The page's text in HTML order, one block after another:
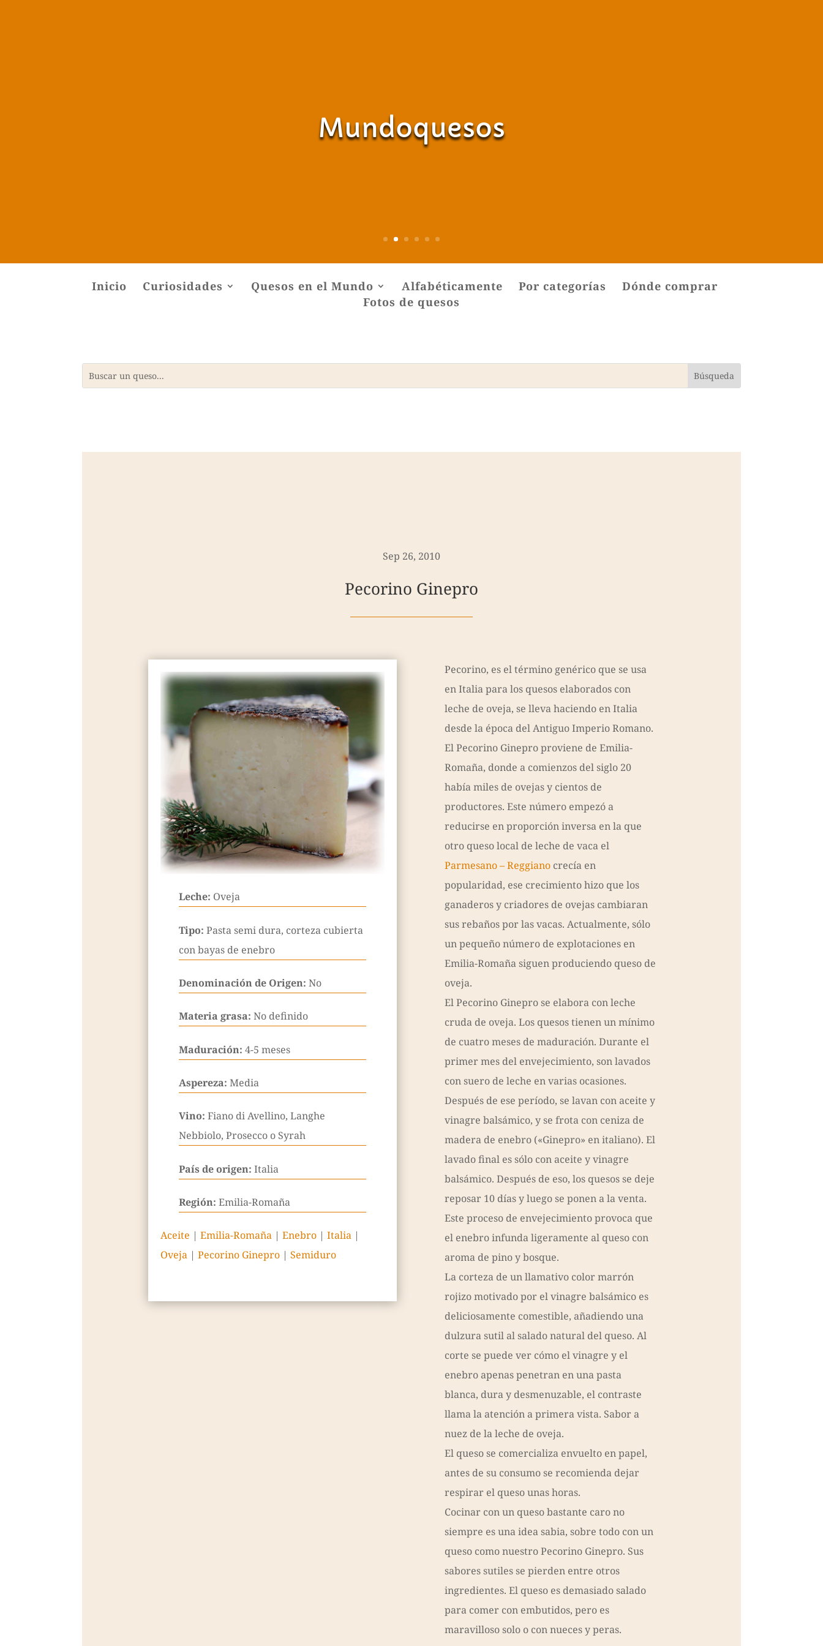
Mundoquesos
Inicio Curiosidades Quesos en el Mundo Alfabéticamente Por categorías
Dónde comprar
Fotos de quesos
Sep 26, 2010
Pecorino Ginepro
Leche: Oveja
Tipo: Pasta semi dura, corteza cubierta
con bayas de enebro
Denominación de Origen: No
Materia grasa: No definido
Maduración: 4-5 meses
Aspereza: Media
Vino: Fiano di Avellino, Langhe
Nebbiolo, Prosecco o Syrah
País de origen: Italia
Región: Emilia-Romaña
Aceite | Emilia-Romaña| Enebro| Italia|
Oveja| Pecorino Ginepro| Semiduro
Pecorino, es el término genérico que se usa
en Italia para los quesos elaborados con
leche de oveja, se lleva haciendo en Italia
desde la época del Antiguo Imperio Romano.
El Pecorino Ginepro proviene de Emilia-
Romaña, donde a comienzos del siglo 20
había miles de ovejas y cientos de
productores. Este número empezó a
reducirse en proporción inversa en la que
otro queso local de leche de vaca el
Parmesano – Reggianocrecía en
popularidad, ese crecimiento hizo que los
ganaderos y criadores de ovejas cambiaran
sus rebaños por las vacas. Actualmente, sólo
un pequeño número de explotaciones en
Emilia-Romaña siguen produciendo queso de
oveja.
El Pecorino Ginepro se elabora con leche
cruda de oveja. Los quesos tienen un mínimo
de cuatro meses de maduración. Durante el
primer mes del envejecimiento, son lavados
con suero de leche en varias ocasiones.
Después de ese período, se lavan con aceite y
vinagre balsámico, y se frota con ceniza de
madera de enebro («Ginepro» en italiano). El
lavado final es sólo con aceite y vinagre
balsámico. Después de eso, los quesos se deje
reposar 10 días y luego se ponen a la venta.
Este proceso de envejecimiento provoca que
el enebro infunda ligeramente al queso con
aroma de pino y bosque.
La corteza de un llamativo color marrón
rojizo motivado por el vinagre balsámico es
deliciosamente comestible, añadiendo una
dulzura sutil al salado natural del queso. Al
corte se puede ver cómo el vinagre y el
enebro apenas penetran en una pasta
blanca, dura y desmenuzable, el contraste
llama la atención a primera vista. Sabor a
nuez de la leche de oveja.
El queso se comercializa envuelto en papel,
antes de su consumo se recomienda dejar
respirar el queso unas horas.
Cocinar con un queso bastante caro no
siempre es una idea sabia, sobre todo con un
queso como nuestro Pecorino Ginepro. Sus
sabores sutiles se pierden entre otros
ingredientes. El queso es demasiado salado
para comer con embutidos, pero es
maravilloso solo o con nueces y peras.